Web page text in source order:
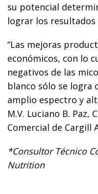
su potencial
lograr los
“Las mejoras
económicos, con lo
negativos de las
blanco sólo se logra
amplio espectro y
M.V. Luciano B. Paz,
Comercial de Cargill
*Consultor Técnico
Nutrition